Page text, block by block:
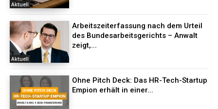
Aktuell
Aktuell
Arbeitszeiterfassung nach dem Urteil
des Bundesarbeitsgerichts – Anwalt
zeigt,...
Ohne Pitch Deck: Das HR-Tech-Startup
Empion erhält in einer...